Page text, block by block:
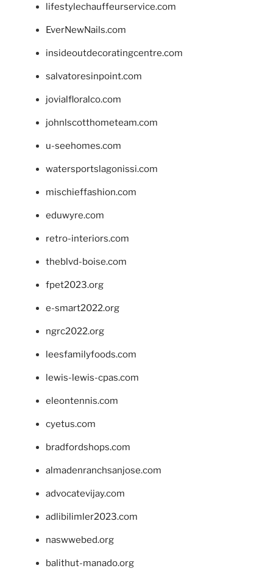
lifestylechauffeurservice.com
EverNewNails.com
insideoutdecoratingcentre.com
salvatoresinpoint.com
jovialfloralco.com
johnlscotthometeam.com
u-seehomes.com
watersportslagonissi.com
mischieffashion.com
eduwyre.com
retro-interiors.com
theblvd-boise.com
fpet2023.org
e-smart2022.org
ngrc2022.org
leesfamilyfoods.com
lewis-lewis-cpas.com
eleontennis.com
cyetus.com
bradfordshops.com
almadenranchsanjose.com
advocatevijay.com
adlibilimler2023.com
naswwebed.org
balithut-manado.org